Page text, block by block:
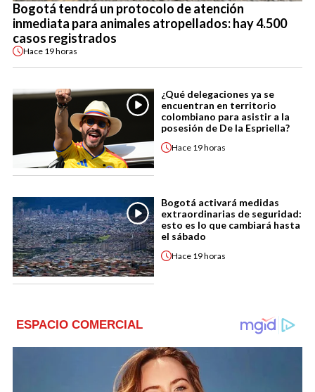
Bogotá tendrá un protocolo de atención
inmediata para animales atropellados: hay 4.500
casos registrados
Hace 19 horas
¿Qué delegaciones ya se
encuentran en territorio
colombiano para asistir a la
posesión de De la Espriella?
Hace 19 horas
Bogotá activará medidas
extraordinarias de seguridad:
esto es lo que cambiará hasta
el sábado
Hace 19 horas